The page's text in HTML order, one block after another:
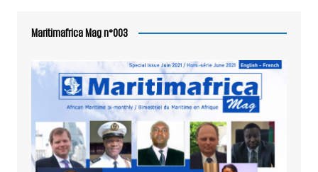
Maritimafrica Mag n°003